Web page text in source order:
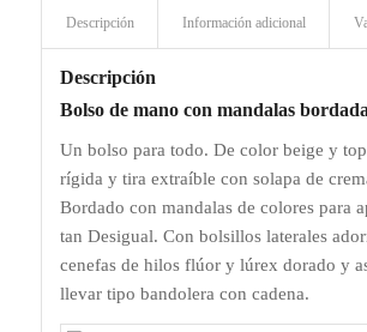
Descripción Información adicional
Descripción
Bolso de mano con mandalas
Un bolso para todo. De color beige y
rígida y tira extraíble con solapa de
Bordado con mandalas de colores para
tan Desigual. Con bolsillos laterales
cenefas de hilos flúor y lúrex dorado y
llevar tipo bandolera con cadena.